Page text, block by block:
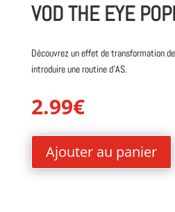
VOD THE EYE
Découvrez un effet de transformation
introduire une routine d’AS.
2.99€
Ajouter au panier